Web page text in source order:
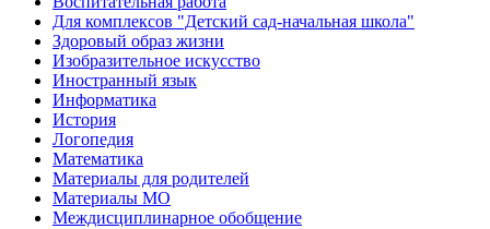
Для комплексов "Детский сад-начальная школа"
Здоровый образ жизни
Изобразительное искусство
Иностранный язык
Информатика
История
Логопедия
Математика
Материалы для родителей
Материалы МО
Междисциплинарное обобщение